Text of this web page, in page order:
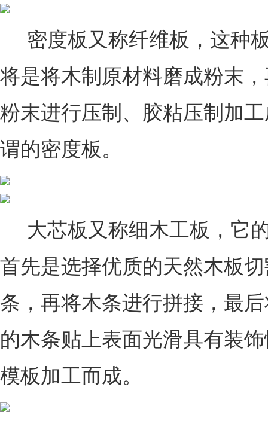
密度板又称纤维板，这种
将是将木制原材料磨成粉末
粉末进行压制、胶粘压制加
谓的密度板。
大芯板又称细木工板，它
首先是选择优质的天然木板
条，再将木条进行拼接，最
的木条贴上表面光滑具有装
模板加工而成。